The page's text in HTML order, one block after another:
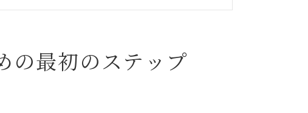
書と職務経歴書の準備
を活用した求人情報の収集
理想のライフスタイルと土木求人
の最初のステップ